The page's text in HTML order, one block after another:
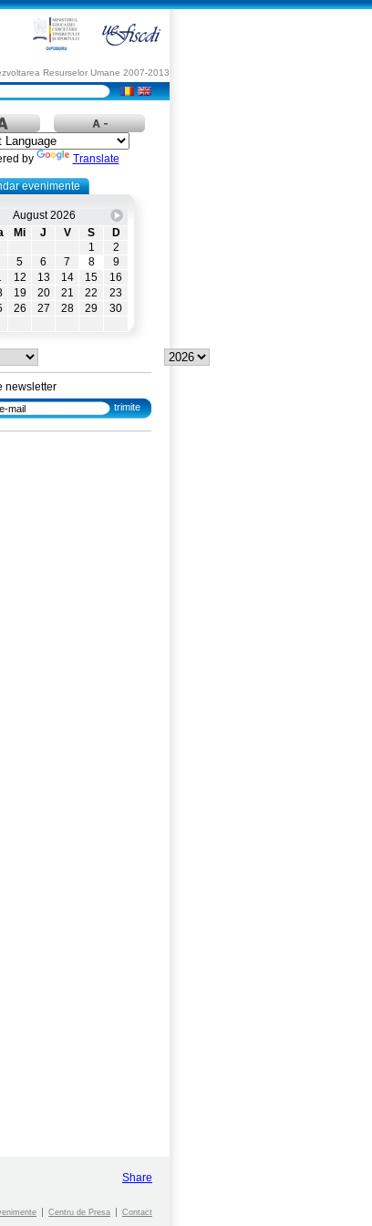
Resurselor Umane 2007-2013
by Translate
evenimente
August 2026
Mi J V S
D
1
2
5 6 7 8
9
12 13 14 15
16
19 20 21 22
23
26 27 28 29
30
newsletter
Share
Centru de Presa
Contact